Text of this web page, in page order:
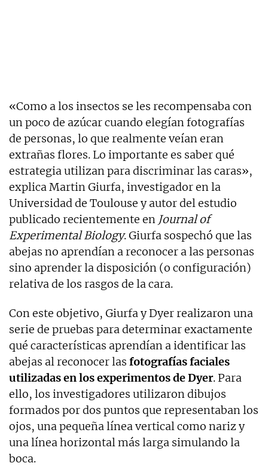
«Como a los insectos se les recompensaba con
un poco de azúcar cuando elegían fotografías
de personas, lo que realmente veían eran
extrañas flores. Lo importante es saber qué
estrategia utilizan para discriminar las caras»,
explica Martin Giurfa, investigador en la
Universidad de Toulouse y autor del estudio
publicado recientemente en Journal of
Experimental Biology. Giurfa sospechó que las
abejas no aprendían a reconocer a las personas
sino aprender la disposición (o configuración)
relativa de los rasgos de la cara.
Con este objetivo, Giurfa y Dyer realizaron una
serie de pruebas para determinar exactamente
qué características aprendían a identificar las
abejas al reconocer las fotografías faciales
utilizadas en los experimentos de Dyer. Para
ello, los investigadores utilizaron dibujos
formados por dos puntos que representaban los
ojos, una pequeña línea vertical como nariz y
una línea horizontal más larga simulando la
boca.